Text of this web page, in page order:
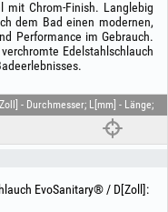
mit Chrom-Finish. Langlebig
dem Bad einen modernen,
Performance im Gebrauch.
Edelstahlschlauch
- Durchmesser; L[mm] - Länge;
EvoSanitary® / D[Zoll]: